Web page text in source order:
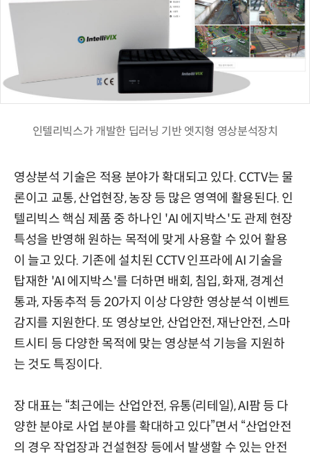
인텔리빅스가 개발한 딥러닝 기반 엣지형 영상분석장치
영상분석 기술은 적용 분야가 확대되고 있다. CCTV는 물
론이고 교통, 산업현장, 농장 등 많은 영역에 활용된다. 인
텔리빅스 핵심 제품 중 하나인 'AI 에지박스'도 관제 현장
특성을 반영해 원하는 목적에 맞게 사용할 수 있어 활용
이 늘고 있다. 기존에 설치된 CCTV 인프라에 AI 기술을
탑재한 'AI 에지박스'를 더하면 배회, 침입, 화재, 경계선
통과, 자동추적 등 20가지 이상 다양한 영상분석 이벤트
감지를 지원한다. 또 영상보안, 산업안전, 재난안전, 스마
트시티 등 다양한 목적에 맞는 영상분석 기능을 지원하
는 것도 특징이다.
장 대표는 “최근에는 산업안전, 유통(리테일), AI팜 등 다
양한 분야로 사업 분야를 확대하고 있다”면서 “산업안전
의 경우 작업장과 건설현장 등에서 발생할 수 있는 안전